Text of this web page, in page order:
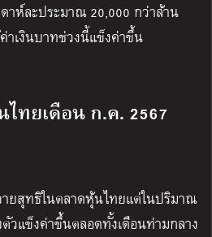
าห์ละประมาณ 20,000 กว่าล้าน
าเงินบาทช่วงนี้แข็งค่าขึ้น
ทยเดือน ก.ค. 2567
ยสุทธิในตลาดหุ้นไทยแต่ในปริมาณ
วแข็งค่าขึ้นตลอดทั้งเดือนท่ามกลาง